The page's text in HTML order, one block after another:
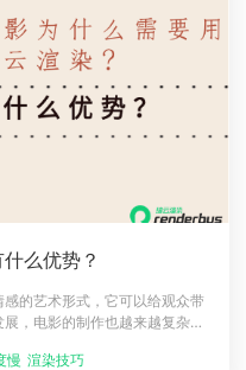
么优势？
的艺术形式，它可以给观众带
，电影的制作也越来越复杂和
程，就是渲染。渲染是指将三
慢 渲染技巧